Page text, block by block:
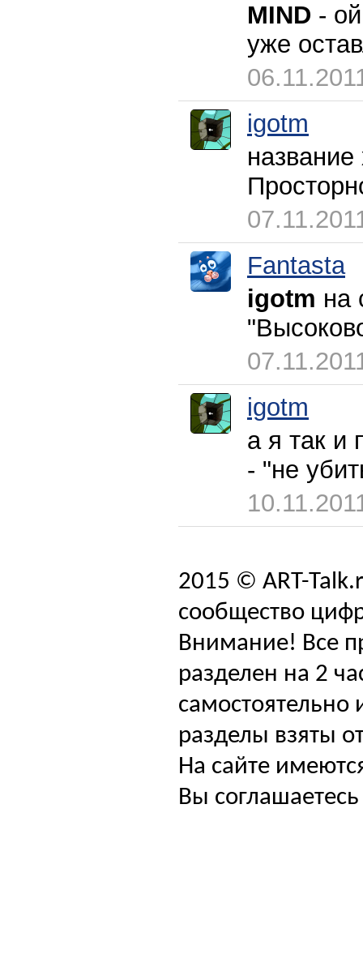
MIND -
уже
igotm
Fantasta
igotm на
igotm
а я так и
- "не
2015 © ART-
сообщество
Внимание! Все
разделен на 2
самостоятельно
разделы взяты
На сайте
Вы